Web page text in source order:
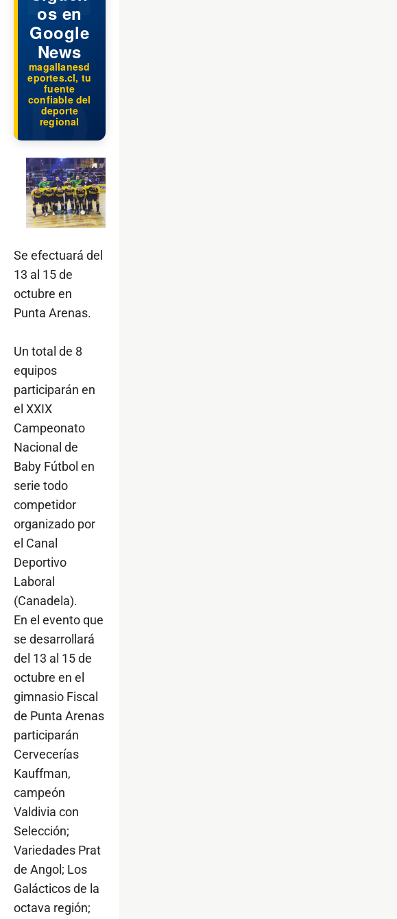
os en
Google
News
magallanesd
eportes.cl, tu
fuente
confiable del
deporte
regional
Se efectuará del
13 al 15 de
octubre en
Punta Arenas.
Un total de 8
equipos
participarán en
el XXIX
Campeonato
Nacional de
Baby Fútbol en
serie todo
competidor
organizado por
el Canal
Deportivo
Laboral
(Canadela).
En el evento que
se desarrollará
del 13 al 15 de
octubre en el
gimnasio Fiscal
de Punta Arenas
participarán
Cervecerías
Kauffman,
campeón
Valdivia con
Selección;
Variedades Prat
de Angol; Los
Galácticos de la
octava región;